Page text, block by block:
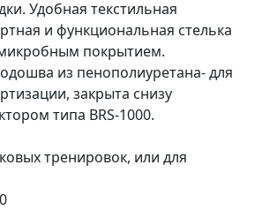
Удобная текстильная
и функциональная стелька
покрытием.
из пенополиуретана- для
закрыта снизу
типа BRS-1000.
тренировок, или для